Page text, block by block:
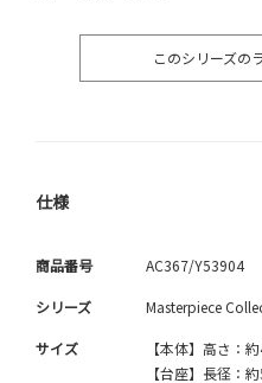
このシリーズの
仕様
商品番号 AC367/Y53904
シリーズ Masterpiece
サイズ
【本体】高さ：
【台座】長径：